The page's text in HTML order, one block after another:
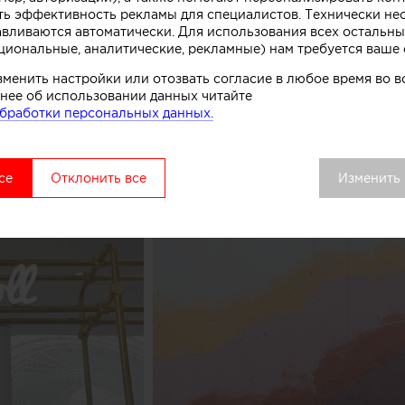
точки выделяется среди других объектов
сосредоточить внимание покупателей как на
процессе, в основе которого перемешивание слоев
рассказывают авторы этого небольшого
эффективность рекламы для специалистов. Технически
автоматически. Для использования всех
аналитические, рекламные) нам требуется ваше
настройки или отозвать согласие в любое время во
об использовании данных читайте
персональных данных.
Отклонить все Изменить